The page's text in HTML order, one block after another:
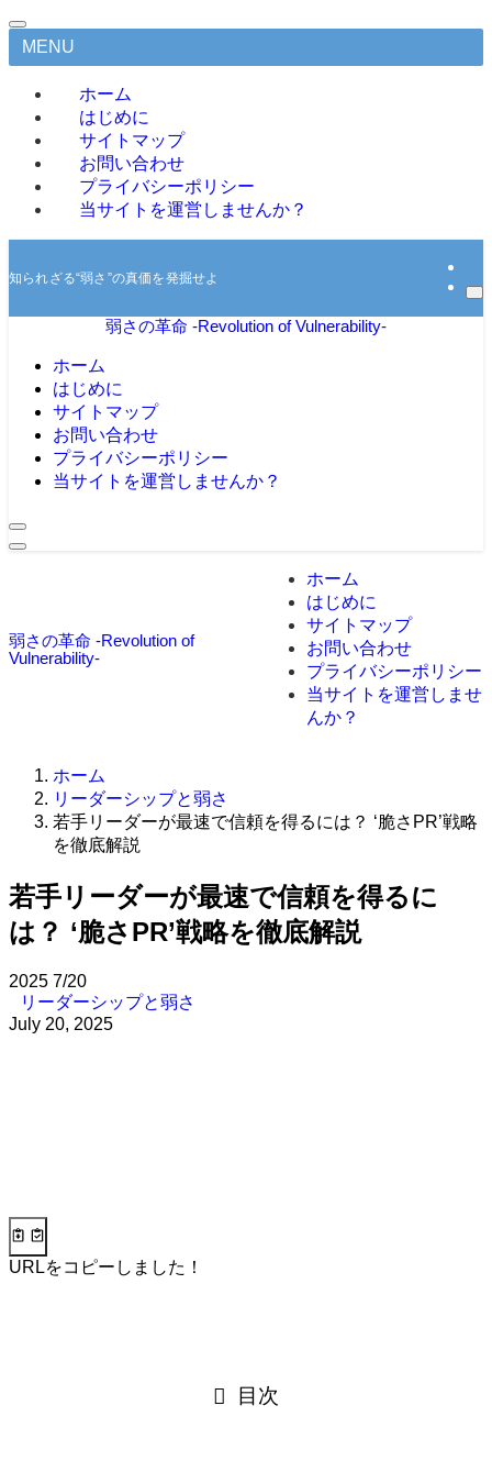
MENU
ホーム
はじめに
サイトマップ
お問い合わせ
プライバシーポリシー
当サイトを運営しませんか？
知られざる“弱さ”の真価を発掘せよ
弱さの革命 -Revolution of Vulnerability-
ホーム
はじめに
サイトマップ
お問い合わせ
プライバシーポリシー
当サイトを運営しませんか？
弱さの革命 -Revolution of
Vulnerability-
ホーム
はじめに
サイトマップ
お問い合わせ
プライバシーポリシー
当サイトを運営しませ
んか？
ホーム
リーダーシップと弱さ
若手リーダーが最速で信頼を得るには？ ‘脆さPR’戦略
を徹底解説
若手リーダーが最速で信頼を得るに
は？ ‘脆さPR’戦略を徹底解説
2025 7/20
リーダーシップと弱さ
July 20, 2025
URLをコピーしました！
目次